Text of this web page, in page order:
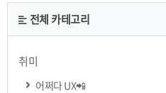
근거: 대한민국 헌법 제77조..
전체 카테고리
취미
어쩌다 UX📲